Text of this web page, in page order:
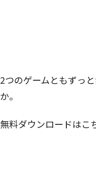
2つのゲームともずっ
か。
無料ダウンロードはこ